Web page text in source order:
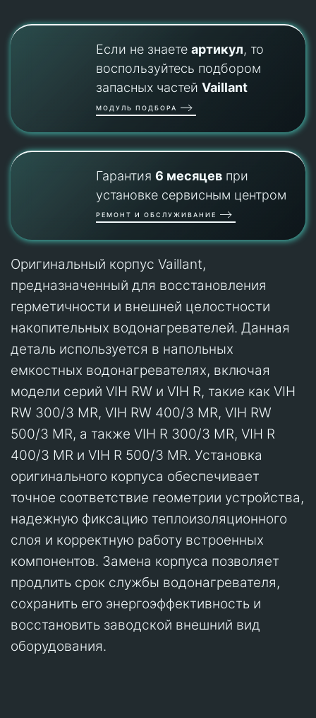
Если не знаете артикул, то
воспользуйтесь подбором
запасных частей Vaillant
МОДУЛЬ ПОДБОРА
Гарантия 6 месяцевпри
установке сервисным центром
РЕМОНТ И ОБСЛУЖИВАНИЕ
Оригинальный корпус Vaillant,
предназначенный для восстановления
герметичности и внешней целостности
накопительных водонагревателей. Данная
деталь используется в напольных
емкостных водонагревателях, включая
модели серий VIH RW и VIH R, такие как VIH
RW 300/3 MR, VIH RW 400/3 MR, VIH RW
500/3 MR, а также VIH R 300/3 MR, VIH R
400/3 MR и VIH R 500/3 MR. Установка
оригинального корпуса обеспечивает
точное соответствие геометрии устройства,
надежную фиксацию теплоизоляционного
слоя и корректную работу встроенных
компонентов. Замена корпуса позволяет
продлить срок службы водонагревателя,
сохранить его энергоэффективность и
восстановить заводской внешний вид
оборудования.